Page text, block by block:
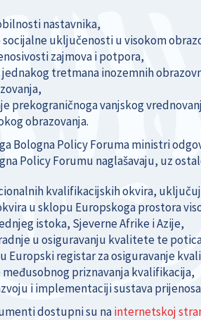
nastavnika,
uključenosti u visokom
zajmova i potpora,
tretmana inozemnih
prekograničnoga vanjskog
obrazovanja.
Bologna Policy Foruma ministri
Policy Forumu naglašavaju, uz
kvalifikacijskih okvira,
u sklopu Europskoga prostora
istoka, Sjeverne Afrike i Azije,
u osiguravanju kvalitete te
Europski registar za osiguravanje
priznavanja kvalifikacija,
i implementaciji sustava
dostupni su nainternetskoj